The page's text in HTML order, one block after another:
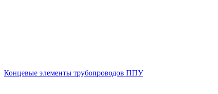
Концевые элементы трубопроводов ППУ